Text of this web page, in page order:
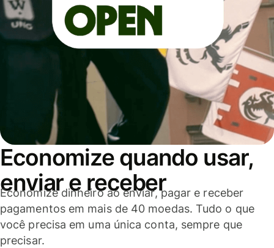
Economize quando usar,
enviar e receber
Economize dinheiro ao enviar, pagar e receber
pagamentos em mais de 40 moedas. Tudo o que
você precisa em uma única conta, sempre que
precisar.